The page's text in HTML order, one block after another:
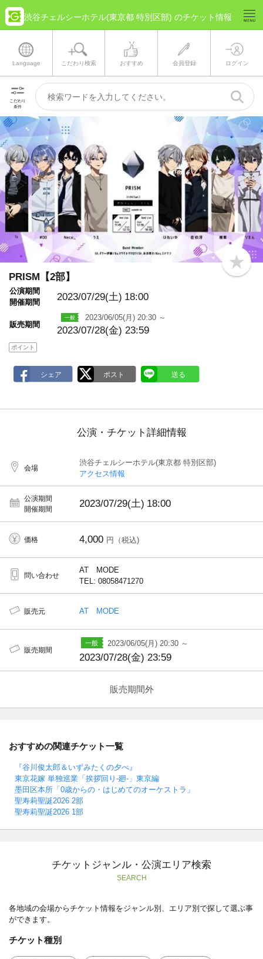
渋谷チェルシーホテル(東京都 特別区部) のチケット情報
Language こだわり検索 おすすめ 会員登録 ログイン
こだわり
条件
b
o
PRISM【2部】
公演期間
開催期間
2023/07/29(土) 18:00
販売期間
2023/06/05(月) 20:30 ～
2023/07/28(金) 23:59
ポイント
公演・チケット詳細情報
会場
渋谷チェルシーホテル(東京都 特別区部)
アクセス情報
公演期間
開催期間
2023/07/29(土) 18:00
価格 4,000 円（税込)
問い合わせ
AT MODE
TEL: 08058471270
販売元 AT MODE
販売期間
2023/06/05(月) 20:30 ～
2023/07/28(金) 23:59
販売期間外
おすすめの関連チケット一覧
『谷川俊太郎＆いずみたくの夕べ』
東京花嫁 単独巡業「挨拶回り-廻-」東京編
墨田区本所「0歳からの・はじめてのオーケストラ」
聖寿莉聖誕2026 2部
聖寿莉聖誕2026 1部
チケットジャンル・公演エリア検索
SEARCH
各地域の会場からチケット情報をジャンル別、エリア別で探して選ぶ事
ができます。
チケット種別